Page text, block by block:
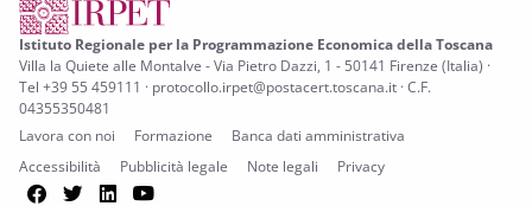
Istituto Regionale per la Programmazione Economica della Toscana
Villa la Quiete alle Montalve - Via Pietro Dazzi, 1 - 50141 Firenze (Italia) ·
Tel +39 55 459111 · protocollo.irpet@postacert.toscana.it · C.F.
04355350481
Lavora con noi
Formazione
Banca dati amministrativa
Accessibilità
Pubblicità legale Note legali Privacy
Facebook
TwitterLinkedIn